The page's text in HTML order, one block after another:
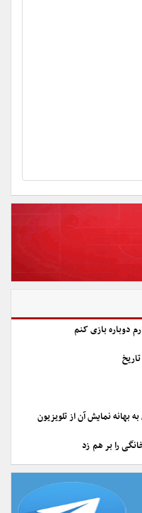
دوباره بازی کنم
بهانه نمایش آن از تلویزیون
را بر هم زد